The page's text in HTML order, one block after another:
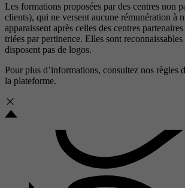
Les formations proposées par des centres non
clients), qui ne versent aucune rémunération à
apparaissent après celles des centres
triées par pertinence. Elles sont
disposent pas de logos.
Pour plus d’informations, consultez nos règles
la plateforme.